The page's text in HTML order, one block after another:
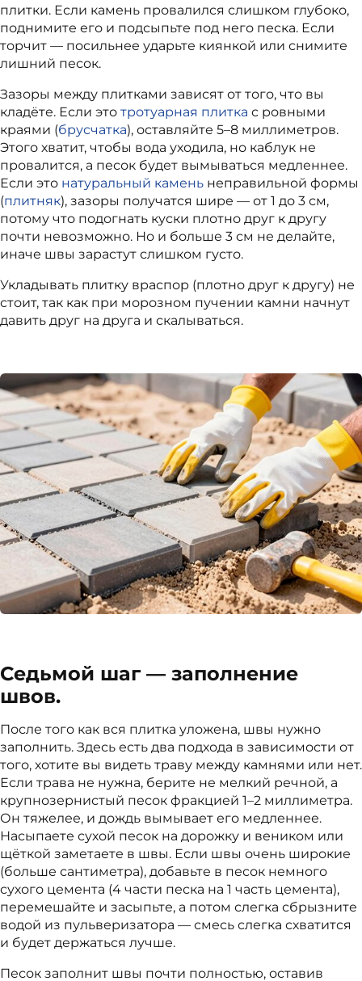
плитки. Если камень провалился слишком глубоко,
поднимите его и подсыпьте под него песка. Если
торчит — посильнее ударьте киянкой или снимите
лишний песок.
Зазоры между плитками зависят от того, что вы
кладёте. Если это тротуарная плитка с ровными
краями (брусчатка), оставляйте 5–8 миллиметров.
Этого хватит, чтобы вода уходила, но каблук не
провалится, а песок будет вымываться медленнее.
Если это натуральный камень неправильной формы
(плитняк), зазоры получатся шире — от 1 до 3 см,
потому что подогнать куски плотно друг к другу
почти невозможно. Но и больше 3 см не делайте,
иначе швы зарастут слишком густо.
Укладывать плитку враспор (плотно друг к другу) не
стоит, так как при морозном пучении камни начнут
давить друг на друга и скалываться.
Седьмой шаг — заполнение
швов.
После того как вся плитка уложена, швы нужно
заполнить. Здесь есть два подхода в зависимости от
того, хотите вы видеть траву между камнями или нет.
Если трава не нужна, берите не мелкий речной, а
крупнозернистый песок фракцией 1–2 миллиметра.
Он тяжелее, и дождь вымывает его медленнее.
Насыпаете сухой песок на дорожку и веником или
щёткой заметаете в швы. Если швы очень широкие
(больше сантиметра), добавьте в песок немного
сухого цемента (4 части песка на 1 часть цемента),
перемешайте и засыпьте, а потом слегка сбрызните
водой из пульверизатора — смесь слегка схватится
и будет держаться лучше.
Песок заполнит швы почти полностью, оставив